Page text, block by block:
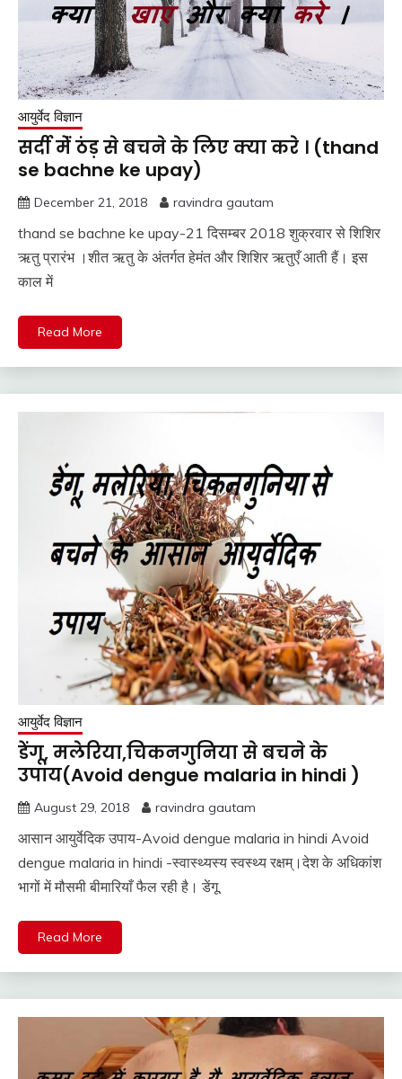
आयुर्वेद विज्ञान
सर्दी मेंं ठंड़ से बचने के लिए क्या करे । (thand
se bachne ke upay)
December 21, 2018 ravindra gautam
thand se bachne ke upay-21 दिसम्बर 2018 शुक्रवार से शिशिर
ऋतु प्रारंभ ।शीत ऋतु के अंतर्गत हेमंत और शिशिर ऋतुएँ आती हैं। इस
काल में
Read More
आयुर्वेद विज्ञान
डेंगू, मलेरिया,चिकनगुनिया से बचने के
उपाय(Avoid dengue malaria in hindi )
August 29, 2018 ravindra gautam
आसान आयुर्वेदिक उपाय-Avoid dengue malaria in hindi Avoid
dengue malaria in hindi -स्वास्थ्यस्य स्वस्थ्य रक्षम्।देश के अधिकांश
भागों में मौसमी बीमारियाँ फैल रही है। डेंगू,
Read More